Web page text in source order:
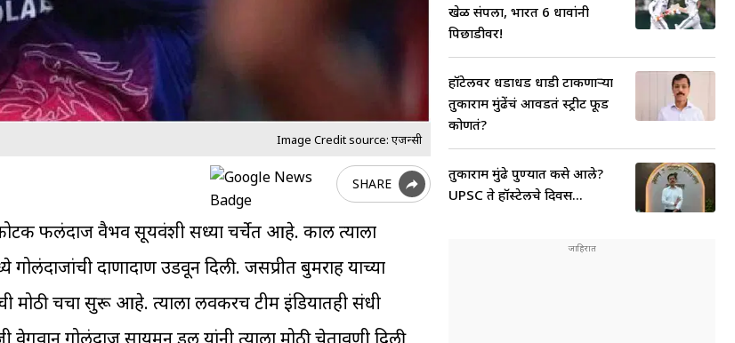
Image Credit source: एजन्सी
SHARE
फलंदाज वैभव सूर्यवंशी सध्या चर्चेत आहे. काल त्याला
दाणादाण उडवून दिली. जसप्रीत बुमराह याच्या
मोठी चर्चा सुरू आहे. त्याला लवकरच टीम इंडियातही संधी
खेळ संपला, भारत 6 धावांनी
पिछाडीवर!
हॉटेलवर धडाधड धाडी टाकणाऱ्या
तुकाराम मुंढेंचं आवडतं स्ट्रीट फूड
कोणतं?
तुकाराम मुंढे पुण्यात कसे आले?
UPSC ते हॉस्टेलचे दिवस...